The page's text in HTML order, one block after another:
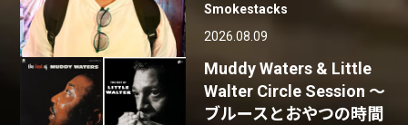
Smokestacks
2026.08.09
Muddy Waters & Little
Walter Circle Session ～
ブルースとおやつの時間